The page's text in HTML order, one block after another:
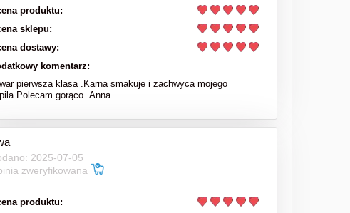
produktu:
sklepu:
dostawy:
komentarz:
pierwsza klasa .Karna smakuje i zachwyca mojego
gorąco .Anna
2025-07-05
zweryfikowana
produktu: